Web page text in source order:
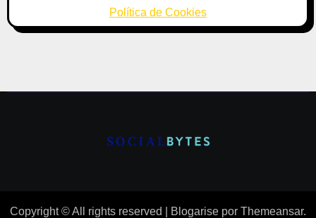
Política de Cookies
Copyright © All rights reserved Blogarise por Themeansar.